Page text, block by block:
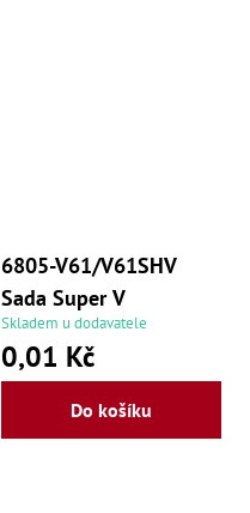
6805-V61/V61SHV
Sada Super V
Skladem u dodavatele
0,01 Kč
Do košíku